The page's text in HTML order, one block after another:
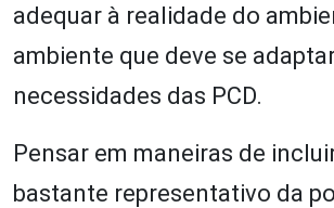
adequar à realidade do
ambiente que deve se
necessidades das PCD.
Pensar em maneiras de
bastante representativo da